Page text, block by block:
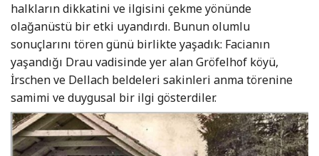
halkların dikkatini ve ilgisini çekme yönünde
olağanüstü bir etki uyandırdı. Bunun olumlu
sonuçlarını tören günü birlikte yaşadık: Facianın
yaşandığı Drau vadisinde yer alan Gröfelhof köyü,
İrschen ve Dellach beldeleri sakinleri anma törenine
samimi ve duygusal bir ilgi gösterdiler.